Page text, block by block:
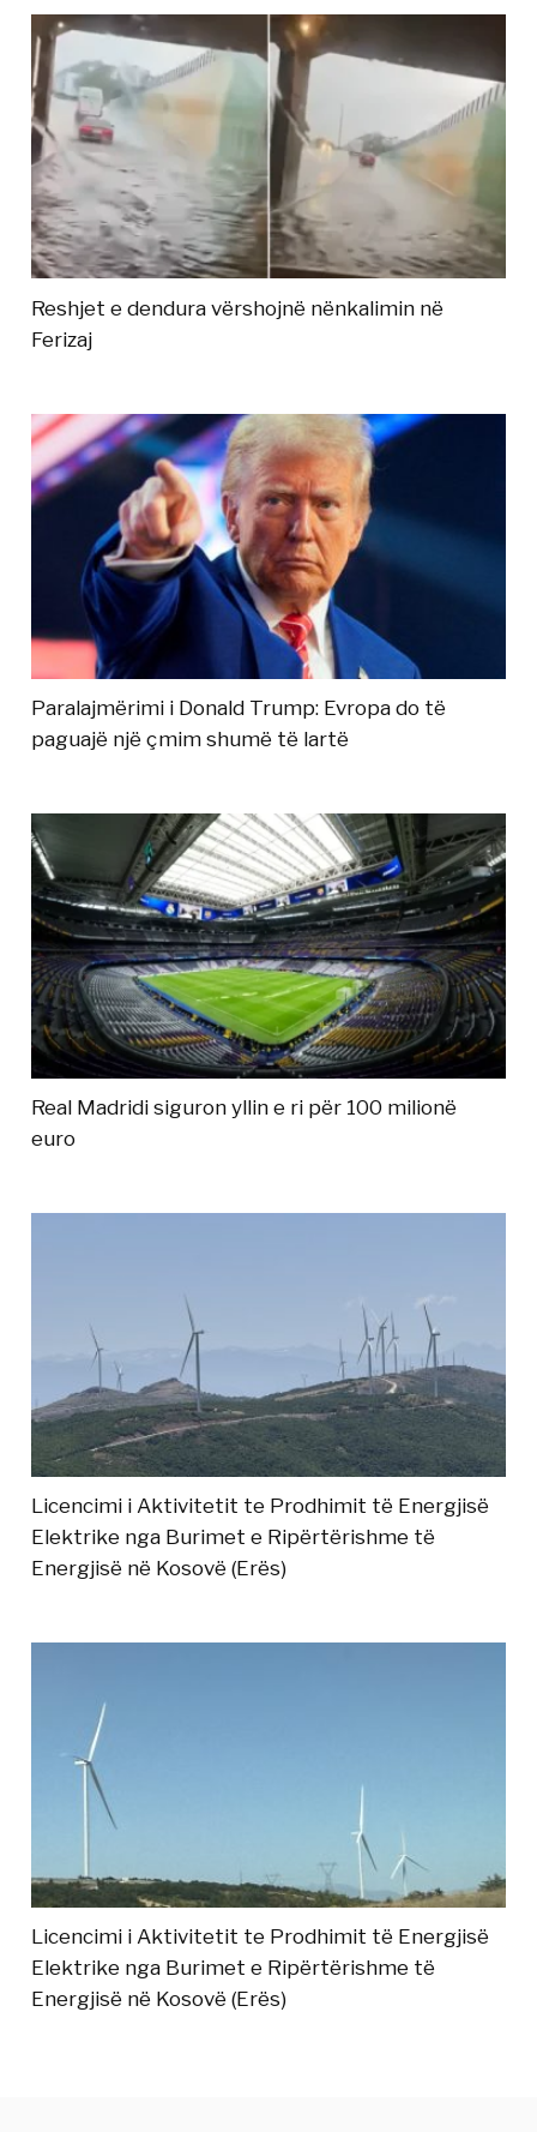
Reshjet e dendura vërshojnë nënkalimin në
Ferizaj
Paralajmërimi i Donald Trump: Evropa do të
paguajë një çmim shumë të lartë
Real Madridi siguron yllin e ri për 100 milionë
euro
Licencimi i Aktivitetit te Prodhimit të Energjisë
Elektrike nga Burimet e Ripërtërishme të
Energjisë në Kosovë (Erës)
Licencimi i Aktivitetit te Prodhimit të Energjisë
Elektrike nga Burimet e Ripërtërishme të
Energjisë në Kosovë (Erës)